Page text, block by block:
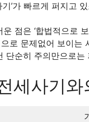
기’가 빠르게 퍼지고
운 점은 ‘합법적으로
로 문제없어 보이는
단순히 주의만으로
세사기